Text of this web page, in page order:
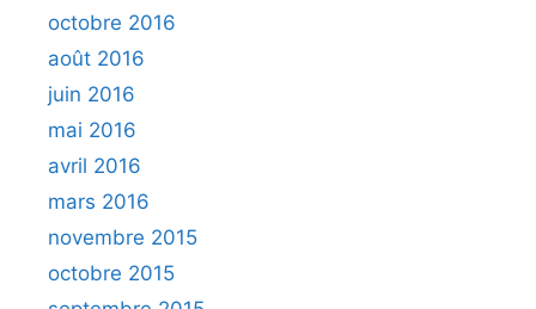
octobre 2016
août 2016
juin 2016
mai 2016
avril 2016
mars 2016
novembre 2015
octobre 2015